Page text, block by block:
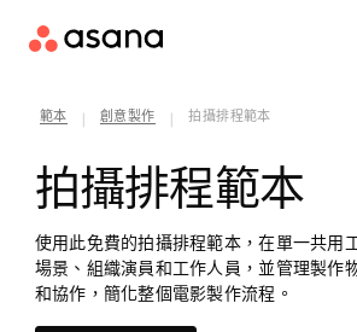
範本 創意製作 拍攝排程範本
拍攝排程範本
使用此免費的拍攝排程範本，在單一共用
場景、組織演員和工作人員，並管理製作
和協作，簡化整個電影製作流程。